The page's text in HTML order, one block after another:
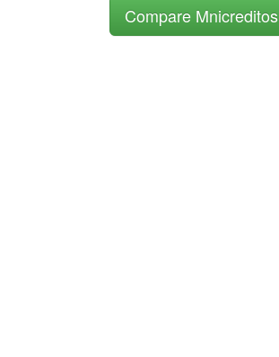
Compare Mnicreditos